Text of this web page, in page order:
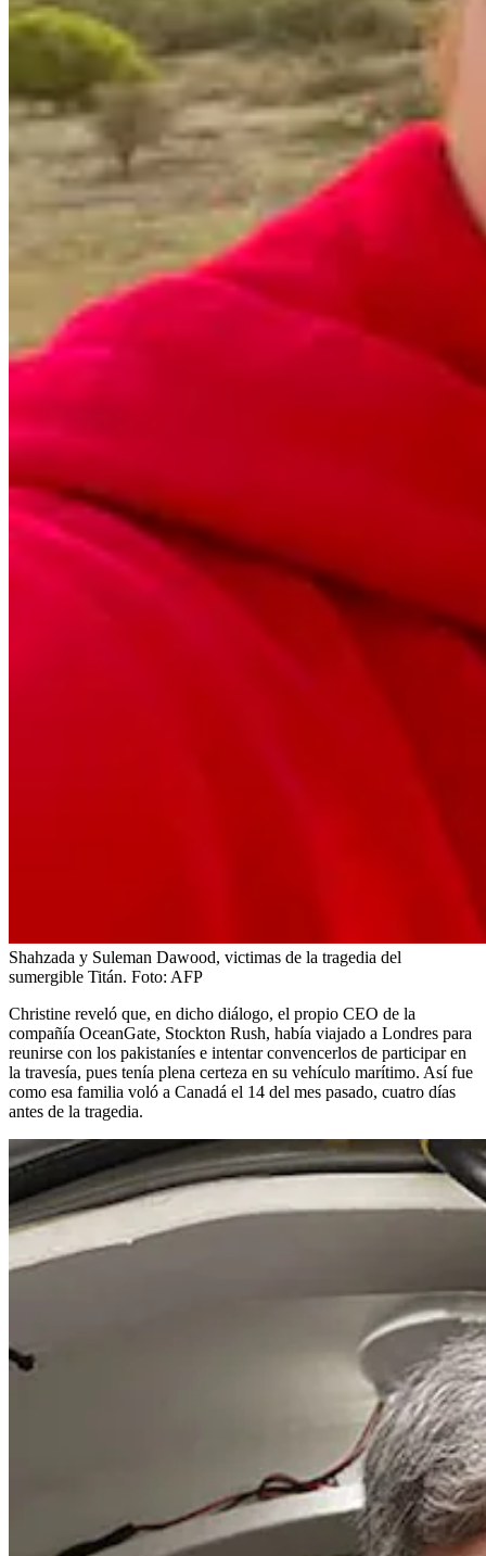
Shahzada y Suleman Dawood, victimas de la tragedia del
sumergible Titán. Foto: AFP
Christine reveló que, en dicho diálogo, el propio CEO de la
compañía OceanGate, Stockton Rush, había viajado a Londres para
reunirse con los pakistaníes e intentar convencerlos de participar en
la travesía, pues tenía plena certeza en su vehículo marítimo. Así fue
como esa familia voló a Canadá el 14 del mes pasado, cuatro días
antes de la tragedia.